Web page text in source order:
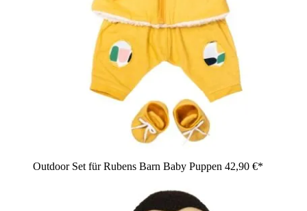
Outdoor Set für Rubens Barn Baby Puppen 42,90 €*